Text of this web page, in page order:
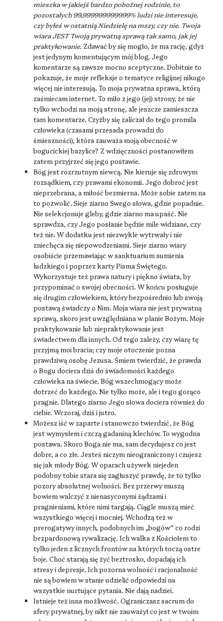
mieszka w jakiejś bardzo pobożnej rodzinie, to
pozostałych 99,999999999999% ludzi nie interesuje,
czy byłeś w ostatnią Niedzielę na mszy, czy nie. Twoja
wiara JEST Twoją prywatną sprawą tak samo, jak jej
praktykowanie. Zdawać by się mogło, że ma rację, gdyż
jest jedynym komentującym mój blog. Jego
komentarze są zawsze mocno sceptyczne. Dobitnie to
pokazuje, że moje refleksje o tematyce religijnej nikogo
więcej nie interesują. To moja prywatna sprawa, którą
zaśmiecam internet. To miło z jego (jej) strony, że nie
tylko wchodzi na moją stronę, ale jeszcze zamieszcza
tam komentarze. Czyżby się zaliczał do tego promila
człowieka (czasami przesada prowadzi do
śmieszności), która zauważa moją obecność w
bogucickiej bazylice? Z wdzięczności postanowiłem
zatem przyjrzeć się jego postawie.
Bóg jest rozrzutnym siewcą. Nie kieruje się zdrowym
rozsądkiem, czy prawami ekonomii. Jego dobroć jest
nieprzebrana, a miłość bezmierna. Może sobie zatem na
to pozwolić. Sieje ziarno Swego słowa, gdzie popadnie.
Nie selekcjonuje gleby, gdzie ziarno ma upaść. Nie
sprawdza, czy Jego posłanie będzie mile widziane, czy
też nie. W dodatku jest niezwykle wytrwały i nie
zniechęca się niepowodzeniami. Sieje ziarno wiary
osobiście przemawiając w sanktuarium sumienia
ludzkiego i poprzez karty Pisma Świętego.
Wykorzystuje też prawa natury i piękno świata, by
przypominać o swojej obecności. W końcu posługuje
się drugim człowiekiem, który bezpośrednio lub swoją
postawą świadczy o Nim. Moja wiara nie jest prywatną
sprawą, skoro jest uwzględniana w planie Bożym. Moje
praktykowanie lub niepraktykowanie jest
świadectwem dla innych. Od tego zależy, czy wiarę tę
przyjmą moi bracia; czy moje otoczenie pozna
prawdziwą osobę Jezusa. Śmiem twierdzić, że prawda
o Bogu dociera dziś do świadomości każdego
człowieka na świecie. Bóg wszechmogący może
dotrzeć do każdego. Nie tylko może, ale i tego gorąco
pragnie. Dlatego ziarno Jego słowa dociera również do
ciebie. Wczoraj, dziś i jutro.
Możesz iść w zaparte i stanowczo twierdzić, że Bóg
jest wymysłem i czczą gadaniną klechów. To wygodna
postawa. Skoro Boga nie ma, sam decydujesz co jest
dobre, a co złe. Jesteś niczym nieograniczony i czujesz
się jak młody Bóg. W oparach używek niejeden
podobny tobie stara się zagłuszyć prawdę, że to tylko
pozory absolutnej wolności. Bez przerwy muszą
bowiem walczyć z nienasyconymi żądzami i
pragnieniami, które nimi targają. Ciągle muszą mieć
wszystkiego więcej i mocniej. Wchodzą też w
prerogatywy innych, podobnych im „bogów” co rodzi
bezpardonową rywalizację. Ich walka z Kościołem to
tylko jeden z licznych frontów na których toczą ostre
boje. Choć starają się żyć beztrosko, dopadają ich
stresy i depresje. Ich pozorna wolność i racjonalność
nie są bowiem w stanie udzielić odpowiedzi na
wszystkie nurtujące pytania. Nie dają nadziei.
Istnieje też inna możliwość. Ograniczasz sacrum do
sfery prywatnej, by nikt nie zauważył co jest w twoim